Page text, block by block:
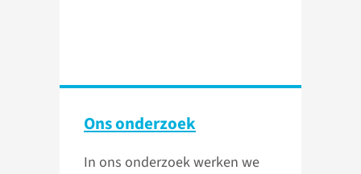
Ons onderzoek
In ons onderzoek werken we